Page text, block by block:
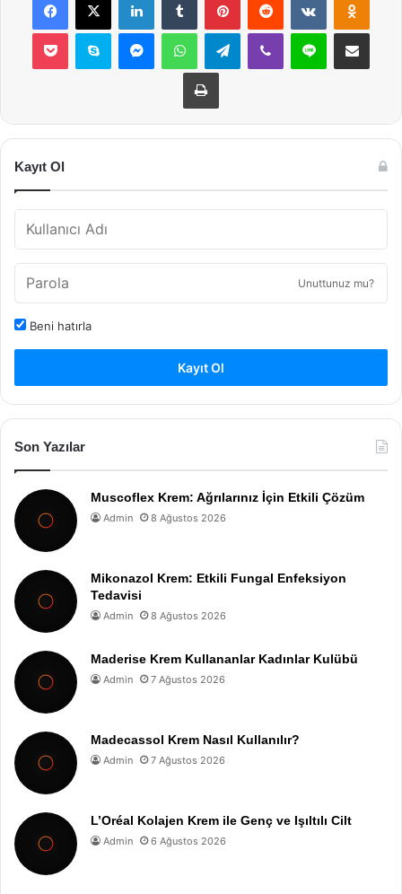
Pocket Skype MessengerWhatsAppTelegramViber Line E-Posta ile
Yazdır
Kayıt Ol
Unuttunuz mu?
Beni hatırla
Kayıt Ol
Son Yazılar
Muscoflex Krem: Ağrılarınız İçin Etkili Çözüm
Admin 8 Ağustos 2026
Mikonazol Krem: Etkili Fungal Enfeksiyon
Tedavisi
Admin 8 Ağustos 2026
Maderise Krem Kullananlar Kadınlar Kulübü
Admin 7 Ağustos 2026
Madecassol Krem Nasıl Kullanılır?
Admin 7 Ağustos 2026
L’Oréal Kolajen Krem ile Genç ve Işıltılı Cilt
Admin 6 Ağustos 2026